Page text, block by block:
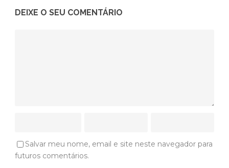
DEIXE O SEU COMENTÁRIO
Salvar meu nome, email e site neste navegador para
futuros comentários.